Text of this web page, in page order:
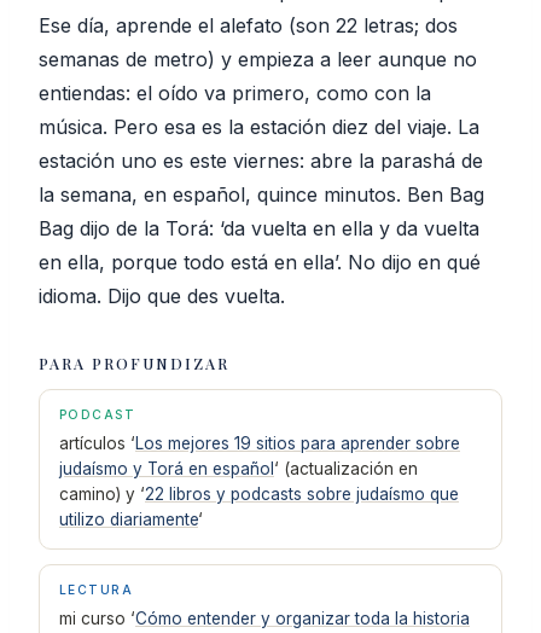
Ese día, aprende el alefato (son 22 letras; dos
semanas de metro) y empieza a leer aunque no
entiendas: el oído va primero, como con la
música. Pero esa es la estación diez del viaje. La
estación uno es este viernes: abre la parashá de
la semana, en español, quince minutos. Ben Bag
Bag dijo de la Torá: ‘da vuelta en ella y da vuelta
en ella, porque todo está en ella’. No dijo en qué
idioma. Dijo que des vuelta.
PARA PROFUNDIZAR
PODCAST
artículos ‘Los mejores 19 sitios para aprender sobre
judaísmo y Torá en español ‘ (actualización en
camino) y ‘22 libros y podcasts sobre judaísmo que
utilizo diariamente‘
LECTURA
mi curso ‘Cómo entender y organizar toda la historia